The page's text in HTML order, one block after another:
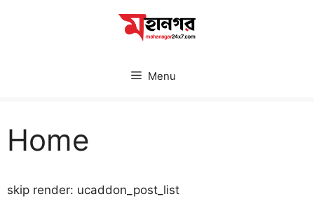
Menu
Home
skip render: ucaddon_post_list